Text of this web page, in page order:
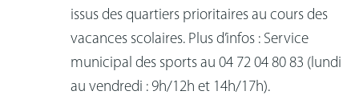
issus des quartiers prioritaires au cours des
vacances scolaires. Plus d’infos : Service
municipal des sports au 04 72 04 80 83 ( lundi
au vendredi : 9h/12h et 14h/17h).